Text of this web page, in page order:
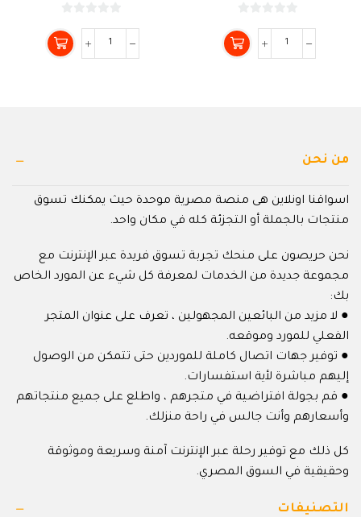
من
5
من
5
من نحن
اسواقنا اونلاين هى منصة مصرية موحدة حيث يمكنك تسوق
منتجات بالجملة أو التجزئة كله في مكان واحد.
نحن حريصون على منحك تجربة تسوق فريدة عبر الإنترنت مع
مجموعة جديدة من الخدمات لمعرفة كل شيء عن المورد الخاص
بك:
● لا مزيد من البائعين المجهولين ، تعرف على عنوان المتجر
الفعلي للمورد وموقعه.
● توفير جهات اتصال كاملة للموردين حتى تتمكن من الوصول
إليهم مباشرة لأية استفسارات.
● قم بجولة افتراضية في متجرهم ، واطلع على جميع منتجاتهم
وأسعارهم وأنت جالس في راحة منزلك.
كل ذلك مع توفير رحلة عبر الإنترنت آمنة وسريعة وموثوقة
وحقيقية في السوق المصري.
التصنيفات